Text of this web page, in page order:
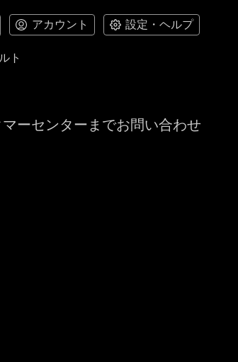
アカウント 設定・ヘルプ
ト
ーセンターまでお問い合わせ